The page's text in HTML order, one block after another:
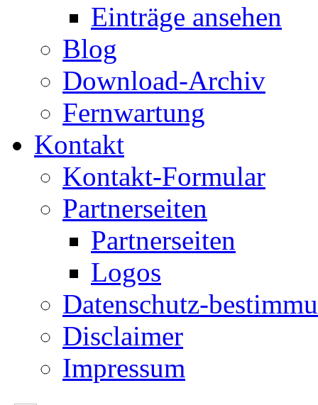
Einträge ansehen
Blog
Download-Archiv
Fernwartung
Kontakt
Kontakt-Formular
Partnerseiten
Partnerseiten
Logos
Datenschutz-
Disclaimer
Impressum